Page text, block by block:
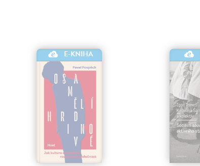
E-KNIHA